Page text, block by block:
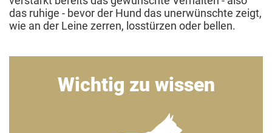
das ruhige - bevor der Hund das unerwünschte zeigt,
wie an der Leine zerren, losstürzen oder bellen.
Wichtig zu wissen